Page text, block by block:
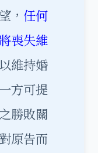
， 任何
喪失維
維持婚
方可提
勝敗關
原告而